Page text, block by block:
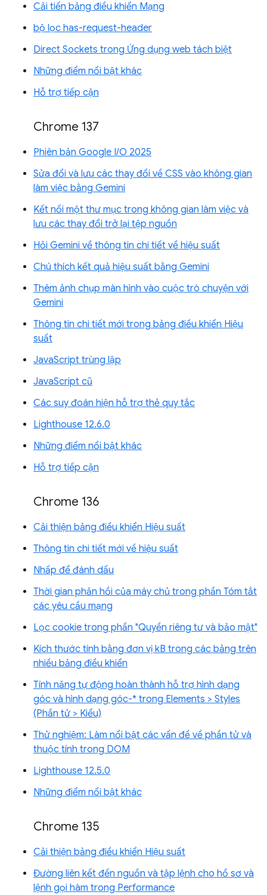
Cải tiến bảng điều khiển Mạng
bộ lọc has-request-header
Direct Sockets trong Ứng dụng web tách biệt
Những điểm nổi bật khác
Hỗ trợ tiếp cận
Chrome 137
Phiên bản Google I/O 2025
Sửa đổi và lưu các thay đổi về CSS vào không gian
làm việc bằng Gemini
Kết nối một thư mục trong không gian làm việc và
lưu các thay đổi trở lại tệp nguồn
Hỏi Gemini về thông tin chi tiết về hiệu suất
Chú thích kết quả hiệu suất bằng Gemini
Thêm ảnh chụp màn hình vào cuộc trò chuyện với
Gemini
Thông tin chi tiết mới trong bảng điều khiển Hiệu
suất
JavaScript trùng lặp
JavaScript cũ
Các suy đoán hiện hỗ trợ thẻ quy tắc
Lighthouse 12.6.0
Những điểm nổi bật khác
Hỗ trợ tiếp cận
Chrome 136
Cải thiện bảng điều khiển Hiệu suất
Thông tin chi tiết mới về hiệu suất
Nhấp để đánh dấu
Thời gian phản hồi của máy chủ trong phần Tóm tắt
các yêu cầu mạng
Lọc cookie trong phần "Quyền riêng tư và bảo mật"
Kích thước tính bằng đơn vị kB trong các bảng trên
nhiều bảng điều khiển
Tính năng tự động hoàn thành hỗ trợ hình dạng
góc và hình dạng góc-* trong Elements > Styles
(Phần tử > Kiểu)
Thử nghiệm: Làm nổi bật các vấn đề về phần tử và
thuộc tính trong DOM
Lighthouse 12.5.0
Những điểm nổi bật khác
Chrome 135
Cải thiện bảng điều khiển Hiệu suất
Đường liên kết đến nguồn và tập lệnh cho hồ sơ và
lệnh gọi hàm trong Performance